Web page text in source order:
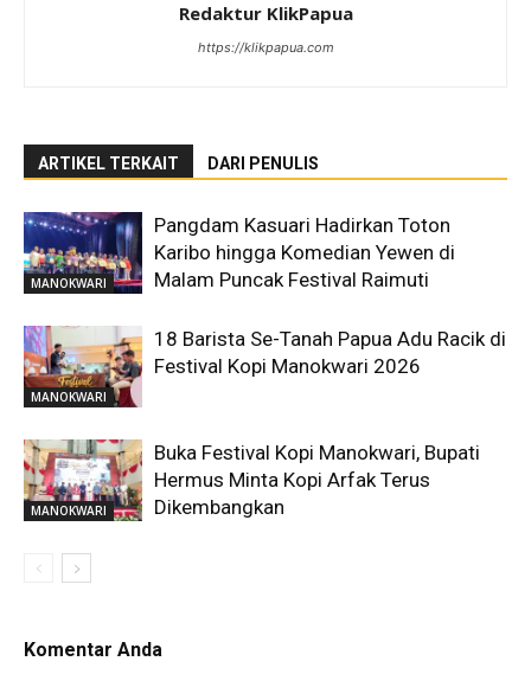
Redaktur KlikPapua
https://klikpapua.com
ARTIKEL TERKAIT DARI PENULIS
MANOKWARI
Pangdam Kasuari Hadirkan Toton
Karibo hingga Komedian Yewen di
Malam Puncak Festival Raimuti
MANOKWARI
18 Barista Se-Tanah Papua Adu Racik di
Festival Kopi Manokwari 2026
MANOKWARI
Buka Festival Kopi Manokwari, Bupati
Hermus Minta Kopi Arfak Terus
Dikembangkan
Komentar Anda